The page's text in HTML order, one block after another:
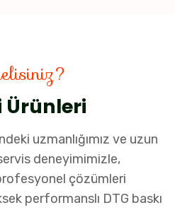
Ürünleri
uzmanlığımız ve uzun
deneyimimizle,
çözümleri
performanslı DTG baskı